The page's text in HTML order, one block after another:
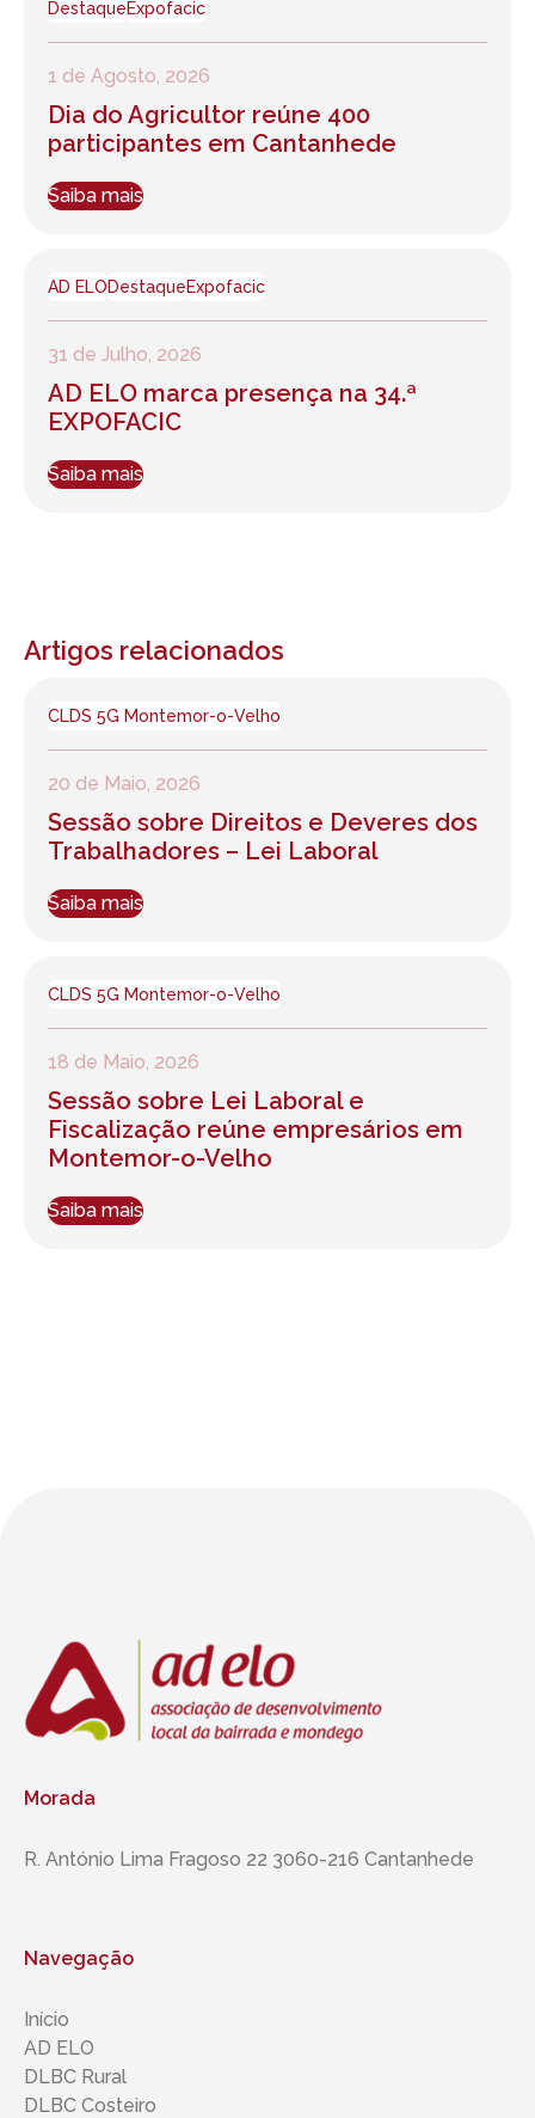
DestaqueExpofacic
1 de Agosto, 2026
Dia do Agricultor reúne 400
participantes em Cantanhede
Saiba mais
AD ELODestaqueExpofacic
31 de Julho, 2026
AD ELO marca presença na 34.ª
EXPOFACIC
Saiba mais
Artigos relacionados
CLDS 5G Montemor-o-Velho
20 de Maio, 2026
Sessão sobre Direitos e Deveres dos
Trabalhadores – Lei Laboral
Saiba mais
CLDS 5G Montemor-o-Velho
18 de Maio, 2026
Sessão sobre Lei Laboral e
Fiscalização reúne empresários em
Montemor-o-Velho
Saiba mais
Morada
R. António Lima Fragoso 22 3060-216 Cantanhede
Navegação
Início
AD ELO
DLBC Rural
DLBC Costeiro